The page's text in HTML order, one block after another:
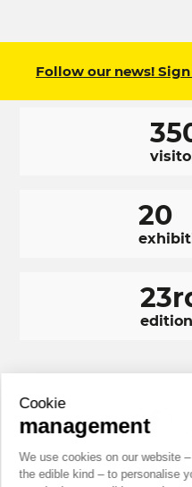
Cookie
management
We use cookies on our website
the edible kind – to personalise
Follow our news!
20
RÉSEAUX
SOCIAUX
FOOTERTerms and